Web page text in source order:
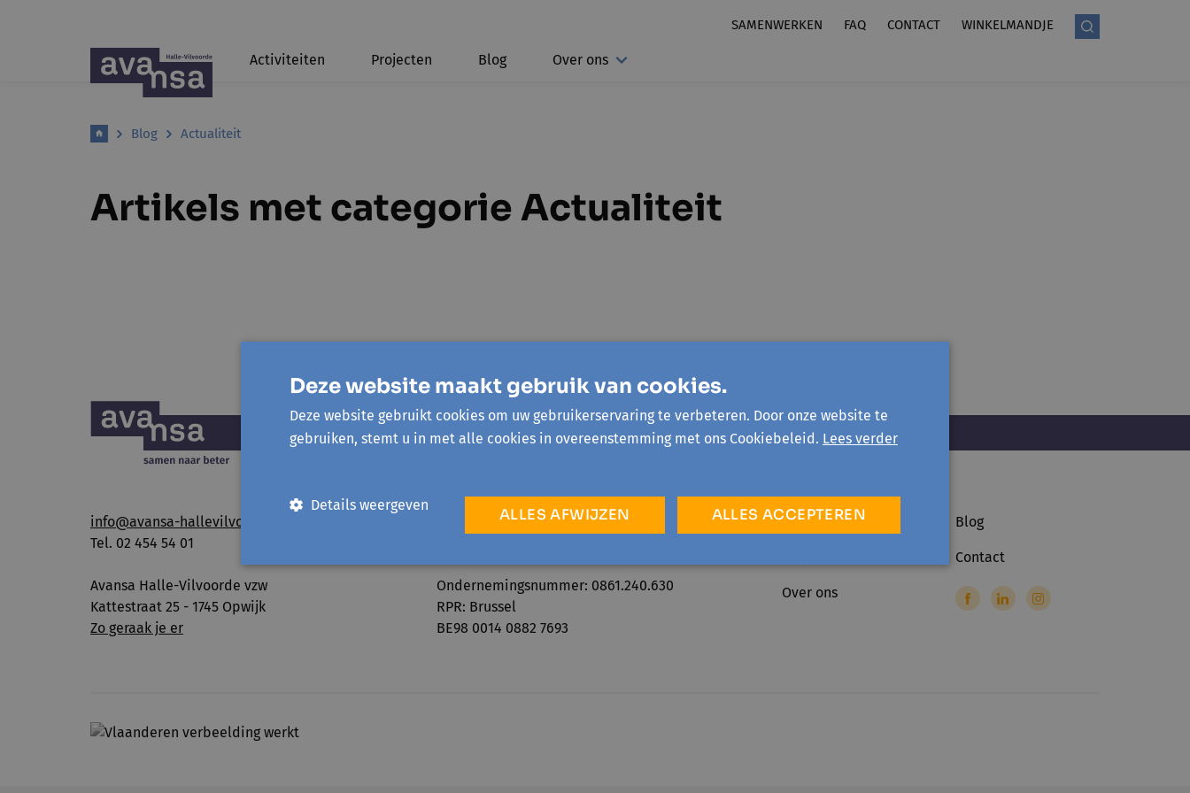
SAMENWERKEN FAQ CONTACT WINKELMANDJE
Activiteiten Projecten Blog Over ons
Blog Actualiteit
Artikels met categorie Actualiteit
info@avansa-hallevilvoorde.be
Tel. 02 454 54 01
Avansa Halle-Vilvoorde vzw
Kattestraat 25 - 1745 Opwijk
Zo geraak je er
Telefonisch bereikbaar:
Ondernemingsnummer: 0861.240.630
RPR: Brussel
BE98 0014 0882 7693
Activiteiten
Over ons
Blog
Contact
Deze website maakt gebruik van cookies.
Deze website gebruikt cookies om uw gebruikerservaring te verbeteren. Door onze website te
gebruiken, stemt u in met alle cookies in overeenstemming met ons Cookiebeleid. Lees verder
ALLES ACCEPTEREN
ALLES AFWIJZEN
Details weergeven